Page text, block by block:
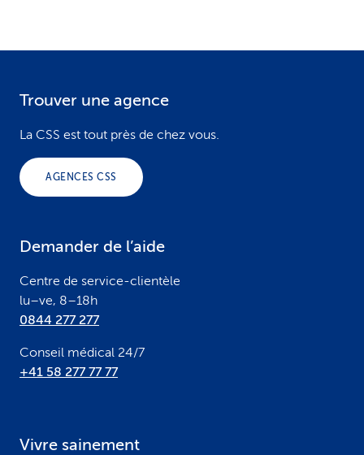
Trouver une agence
La CSS est tout près de chez vous.
AGENCES CSS
Demander de l’aide
Centre de service-clientèle
lu–ve, 8–18h
0844 277 277
Conseil médical 24/7
+41 58 277 77 77
Vivre sainement